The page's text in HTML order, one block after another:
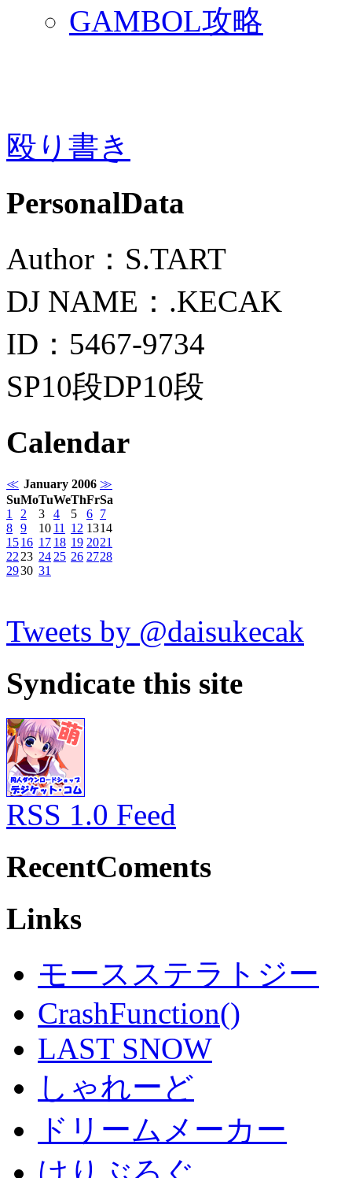
GAMBOL攻略
殴り書き
PersonalData
Author：S.TART
DJ NAME：.KECAK
ID：5467-9734
SP10段DP10段
Calendar
≪ January 2006 ≫
SuMoTuWeThFrSa
1
2 3 4 5 6 7
8 9 10 11 12 1314
1516 17 18 19 2021
22 23 24 25 26 2728
2930 31
Tweets by @daisukecak
Syndicate this site
RSS 1.0 Feed
RecentComents
Links
モースステラトジー
CrashFunction()
LAST SNOW
しゃれーど
ドリームメーカー